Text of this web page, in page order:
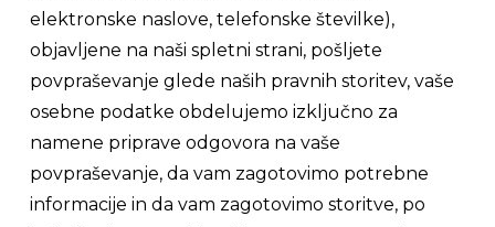
elektronske naslove, telefonske številke),
objavljene na naši spletni strani, pošljete
povpraševanje glede naših pravnih storitev, vaše
osebne podatke obdelujemo izključno za
namene priprave odgovora na vaše
povpraševanje, da vam zagotovimo potrebne
informacije in da vam zagotovimo storitve, po